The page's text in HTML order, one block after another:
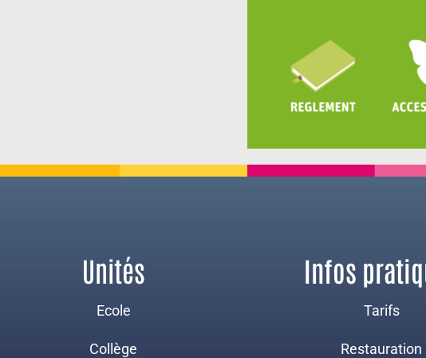
Unités
Ecole
Collège
Infos
Tarifs
Restauration